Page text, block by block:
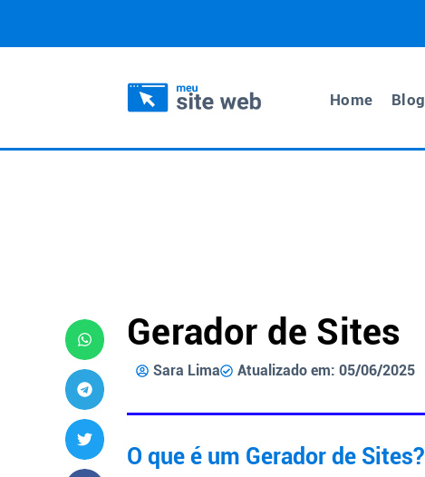
Home Blog
Gerador de Sites
Sara Lima Atualizado em: 05/06/2025
O que é um Gerador de Sites?